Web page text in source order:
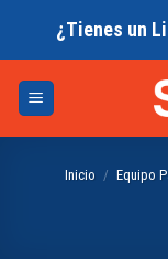
¿Tienes un
Inicio / Equipo